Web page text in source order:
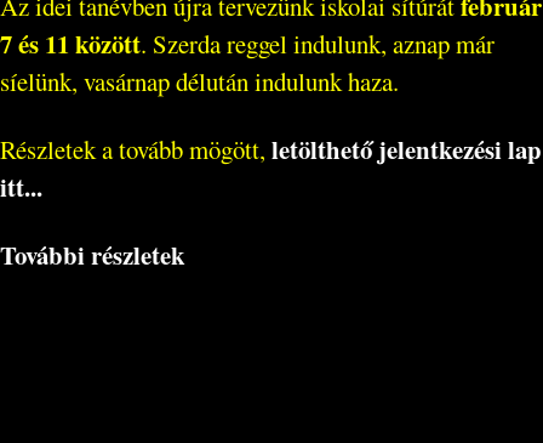
7 és 11 között. Szerda reggel indulunk, aznap már
síelünk, vasárnap délután indulunk haza.
Részletek a tovább mögött, letölthető jelentkezési lap
itt...
További részletek